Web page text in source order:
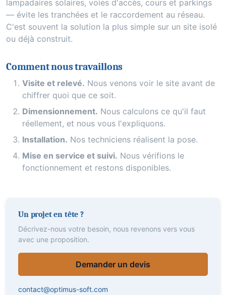
lampadaires solaires, voies d'accès, cours et parkings
— évite les tranchées et le raccordement au réseau.
C'est souvent la solution la plus simple sur un site isolé
ou déjà construit.
Comment nous travaillons
Visite et relevé. Nous venons voir le site avant de
chiffrer quoi que ce soit.
Dimensionnement. Nous calculons ce qu'il faut
réellement, et nous vous l'expliquons.
Installation. Nos techniciens réalisent la pose.
Mise en service et suivi. Nous vérifions le
fonctionnement et restons disponibles.
Un projet en tête ?
Décrivez-nous votre besoin, nous revenons vers vous
avec une proposition.
Demander un devis
contact@optimus-soft.com